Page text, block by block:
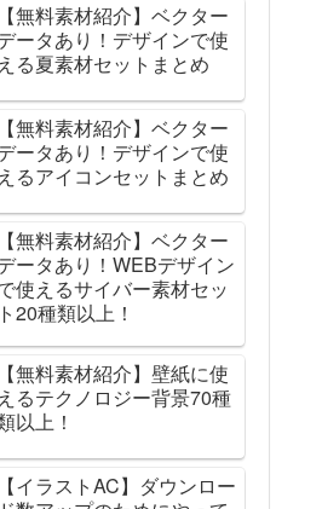
【無料素材紹介】ベクター
ータあり！デザインで使
える夏素材セットまとめ
【無料素材紹介】ベクター
ータあり！デザインで使
えるアイコンセットまとめ
【無料素材紹介】ベクター
ータあり！WEBデザイン
使えるサイバー素材セッ
ト20種類以上！
【無料素材紹介】壁紙に使
えるテクノロジー背景70種
以上！
【イラストAC】ダウンロー